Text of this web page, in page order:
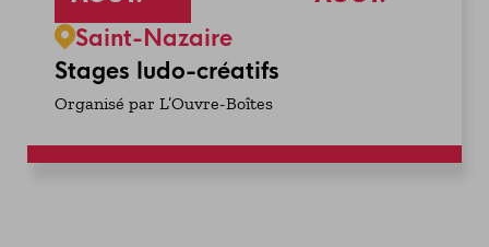
Saint-Nazaire
Stages ludo-créatifs
Organisé par L’Ouvre-Boîtes